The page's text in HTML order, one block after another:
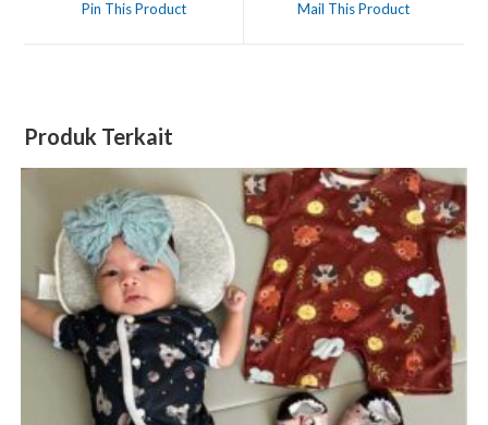
Pin This Product Mail This Product
Produk Terkait